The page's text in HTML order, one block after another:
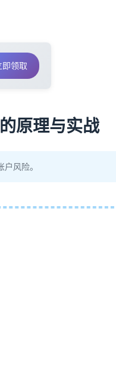
即领取
原理与实战
风险。